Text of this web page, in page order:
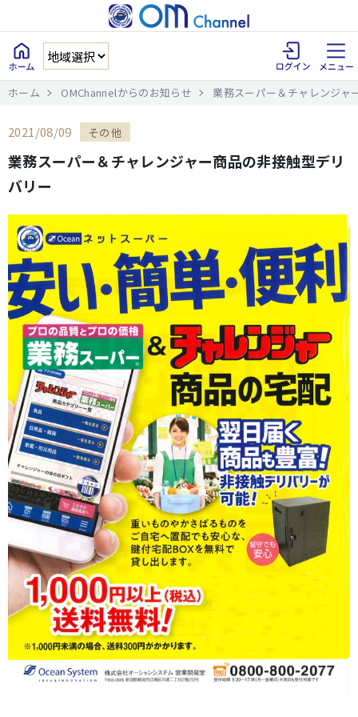
ホーム OMChannelからのお知らせ 業務スーパー＆チャレンジャ
2021/08/09 その他
業務スーパー＆チャレンジャー商品の非接触型デリ
バリー